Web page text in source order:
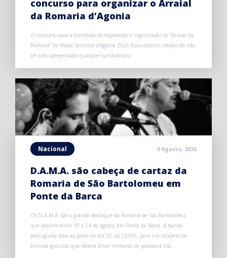
concurso para organizar o Arraial
da Romaria d’Agonia
O concurso para a concessão da exploração e organização do “Arraial da
Romaria” de Nossa Senhora d’Agonia 2026 ficou deserto, depois de não
ter sido apresentada qualquer candidatura.
Nacional 6 Agosto, 2026
D.A.M.A. são cabeça de cartaz da
Romaria de São Bartolomeu em
Ponte da Barca
Os D.A.M.A. são o grande destaque da Romaria de São Bartolomeu,
que decorre entre 18 e 24 de agosto, em Ponte da Barca. A banda
portuguesa sobe ao palco no dia 20, às 23h00, para um concerto de
entrada gratuita que deverá atrair milhares de pessoas à vila.